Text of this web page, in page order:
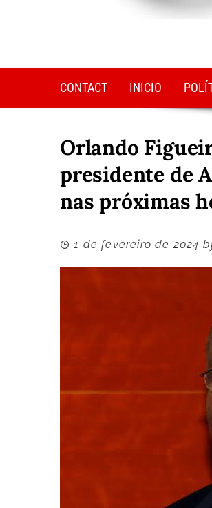
CONTACT INICIO
Orlando
presidente de
nas próximas
1 de fevereiro de 2024